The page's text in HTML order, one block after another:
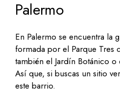
Palermo
En Palermo se encuentra la
formada por el Parque Tres
también el Jardín Botánico
Así que, si buscas un sitio
este barrio.